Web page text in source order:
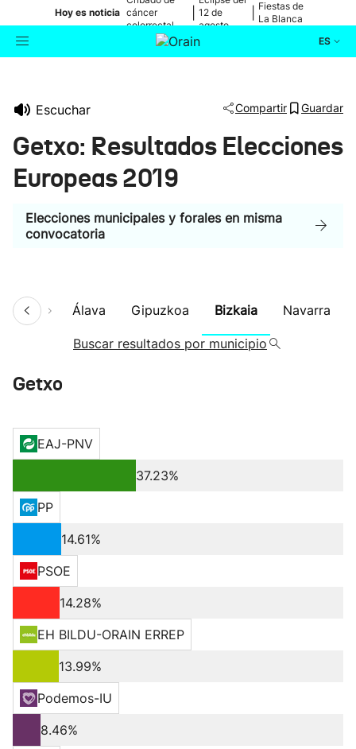
Hoy es noticia cáncer
colorrectal
12 de
agosto
Fiestas de
La Blanca
ES
Cultura
Ikusmiran
Escuchar Compartir Guardar
Getxo: Resultados Elecciones
Europeas 2019
Elecciones municipales y forales en misma
convocatoria
Álava Gipuzkoa Bizkaia Navarra
Buscar resultados por municipio
Getxo
EAJ-PNV
37.23%
PP
14.61%
PSOE
14.28%
EH BILDU-ORAIN ERREP
13.99%
Podemos-IU
8.46%